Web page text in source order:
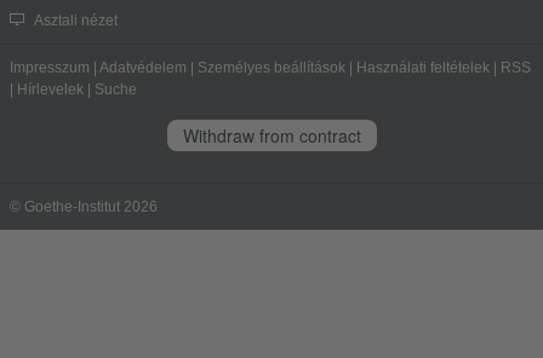
Asztali nézet
Impresszum Adatvédelem Személyes beállítások Használati feltételek
RSS
Hírlevelek Suche
Withdraw from contract
© Goethe-Institut 2026